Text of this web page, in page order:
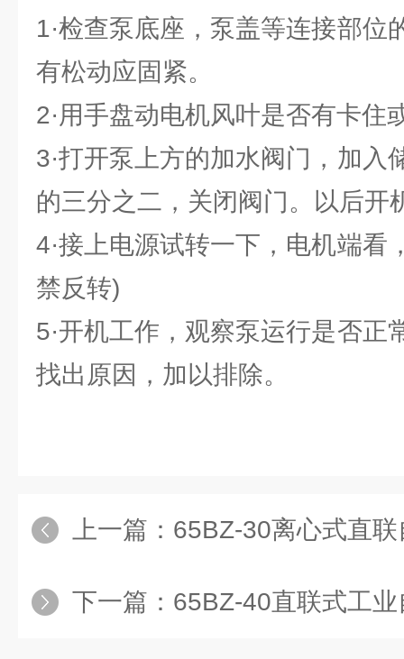
1·检查泵底座，泵盖等连接部位
有松动应固紧。
2·用手盘动电机风叶是否有卡住
3·打开泵上方的加水阀门，加入
的三分之二，关闭阀门。以后开
4·接上电源试转一下，电机端看
禁反转)
5·开机工作，观察泵运行是否正
找出原因，加以排除。
上一篇： 65BZ-30离心式直
下一篇： 65BZ-40直联式工